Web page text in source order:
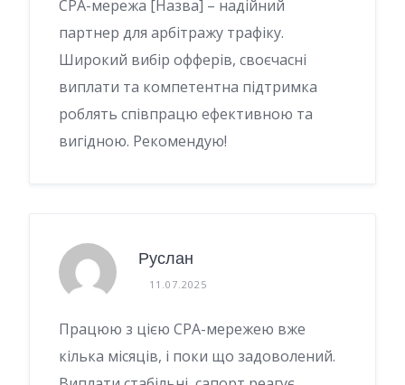
CPA-мережа [Назва] – надійний
партнер для арбітражу трафіку.
Широкий вибір офферів, своєчасні
виплати та компетентна підтримка
роблять співпрацю ефективною та
вигідною. Рекомендую!
Руслан
11.07.2025
Працюю з цією CPA-мережею вже
кілька місяців, і поки що задоволений.